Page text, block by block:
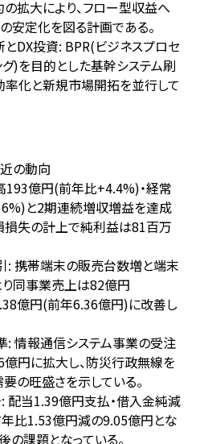
拡大により、フロー型収益へ
安定化を図る計画である。
DX投資: BPR(ビジネスプロセ
)を目的とした基幹システム刷
率化と新規市場開拓を並行して
の動向
億円(前年比+4.4%)・経常
と2期連続増収増益を達成
損失の計上で純利益は81百万
携帯端末の販売台数増と端末
同事業売上は82億円
億円(前年6.36億円)に改善し
情報通信システム事業の受注
円に拡大し、防災行政無線を
の旺盛さを示している。
当1.39億円支払・借入金純減
比1.53億円減の9.05億円とな
の課題となっている。